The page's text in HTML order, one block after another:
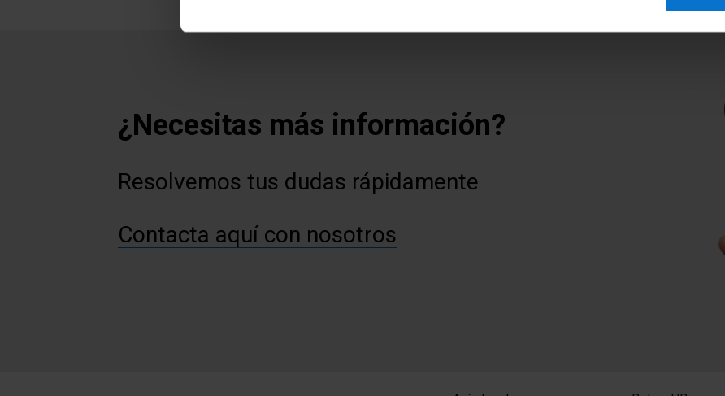
¿Necesitas más información?
Resolvemos tus dudas rápidamente
Contacta aquí con nosotros